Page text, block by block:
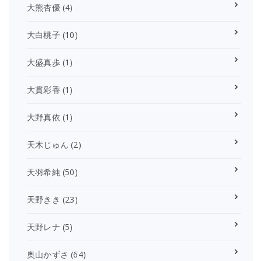
大熊杏優(4)
大白桃子(10)
大盛真歩(1)
大貫彩香 (1)
大野真依 (1)
天木じゅん (2)
天羽希純(50)
天野きき (23)
天野レナ (5)
奥山かずさ (64)